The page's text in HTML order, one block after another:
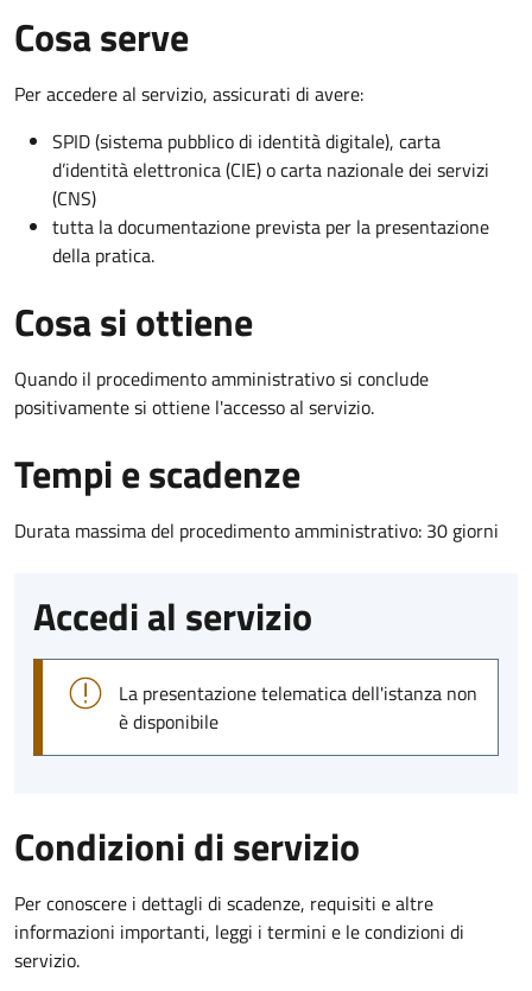
Cosa serve
Per accedere al servizio, assicurati di avere:
SPID (sistema pubblico di identità digitale), carta
d’identità elettronica (CIE) o carta nazionale dei servizi
(CNS)
tutta la documentazione prevista per la presentazione
della pratica.
Cosa si ottiene
Quando il procedimento amministrativo si conclude
positivamente si ottiene l'accesso al servizio.
Tempi e scadenze
Durata massima del procedimento amministrativo: 30 giorni
Accedi al servizio
La presentazione telematica dell'istanza non
è disponibile
Condizioni di servizio
Per conoscere i dettagli di scadenze, requisiti e altre
informazioni importanti, leggi i termini e le condizioni di
servizio.